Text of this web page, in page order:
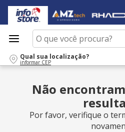
O que você procura?
Qual sua localização?
informar CEP
Não
Por favor, verifique o